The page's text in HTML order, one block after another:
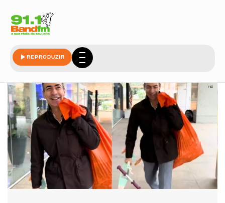
REPRODUZIR